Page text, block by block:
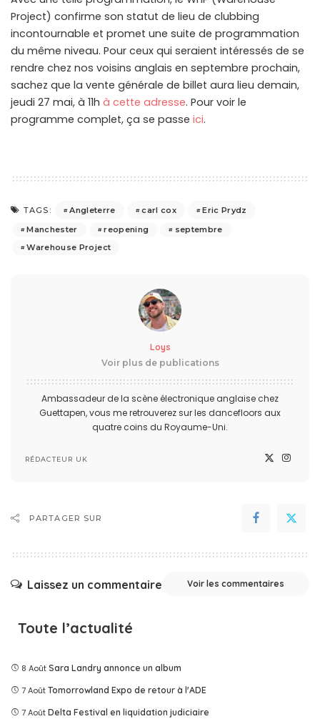
Project) confirme son statut de lieu de clubbing
incontournable et promet une suite de programmation
du même niveau. Pour ceux qui seraient intéressés de se
rendre chez nos voisins anglais en septembre prochain,
sachez que la vente générale de billet aura lieu demain,
jeudi 27 mai, à 11h à cette adresse. Pour voir le
programme complet, ça se passe ici.
TAGS: Angleterre carl cox
Eric Prydz
Manchester
reopening
septembre
Warehouse Project
Loys
Voir plus de publications
Ambassadeur de la scène électronique anglaise chez
Guettapen, vous me retrouverez sur les dancefloors aux
quatre coins du Royaume-Uni.
RÉDACTEUR UK
PARTAGER SUR
Laissez un commentaire Voir les commentaires
Toute l’actualité
8 Août Sara Landry annonce un album
7 Août Tomorrowland Expo de retour à l'ADE
7 Août Delta Festival en liquidation judiciaire